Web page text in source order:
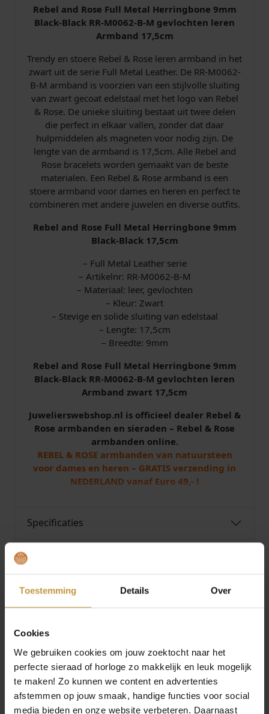
Toestemming Details Over
Cookies
We gebruiken cookies om jouw zoektocht naar het
perfecte sieraad of horloge zo makkelijk en leuk mogelijk
te maken! Zo kunnen we content en advertenties
afstemmen op jouw smaak, handige functies voor social
media bieden en onze website verbeteren. Daarnaast
r
r
g
b
o
n
e
9
m
m
B
a
c
-
B
a
c
0
0
6
-
B
M
A
r
7
a
n
t
a
l
Rebel and Rose Full Metal Herringbone 9mm
Black-Black RR-M0062-B-M gevlochten leren
Armband 17,5cm
Trendy en stoere Rebel & Rose leren armband in het
zwart uit de serie Full Metal Leather​. De RR-M0062-
B-M armband is voorzien van een stijlvolle sluiting
van zwart gecoat edelstaal met het logo van Rebel
& Rose. De unieke sluiting bestaat uit twee delen
die perfect in elkaar vallen, zonder dat daar
hulpmiddelen als magneten voor nodig zijn. De
lengte van de armband is 17,5cm. Alle Rebel and
Rose bracelets worden gemaakt van de beste
materialen. Een Rebel & Rose armband is een
stoere armband voor dames en heren en perfect te
combineren met andere juwelen en diverse outfits.
Rebel and Rose Full Metal Herringbone 9mm
Black-Black 17,5cm
– Full Metal Leather​ serie
– Artikelnr: RR-M0062-B-M
– Materiaal: leer, gevlochten
– Kleur: Zwart
– Stevige en solide sluiting van edelstaal
– Lengte: 17,5cm
– Breedte: 9mm
Rebel and Rose Full Metal Herringbone 9mm
Black-Black RR-M0062-B-M gevlochten leren
Armband zwart 17,5cm
Juwelierswebshop.nl is officieel dealer Rebel &
Rose armbanden en sieraden – Rebel & Rose
armbanden online.
REBEL & ROSE armbanden van natuursteen
voor dames en heren – GRATIS verzending in
NEDERLAND vanaf Euro 49,- !
Specificaties
MEER VAN REBEL AND ROSE